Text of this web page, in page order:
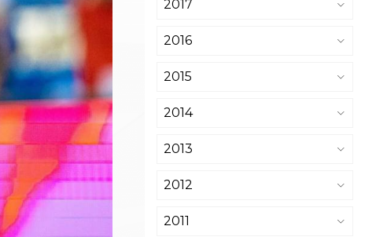
2017
2016
2015
2014
2013
2012
2011